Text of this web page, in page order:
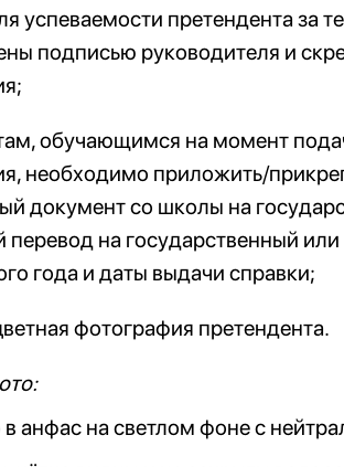
успеваемости претендента
подписью руководителя и
обучающимся на момент
необходимо приложить/
документ со школы на
перевод на государственный
года и даты выдачи справки;
фотография претендента.
в анфас на светлом фоне с